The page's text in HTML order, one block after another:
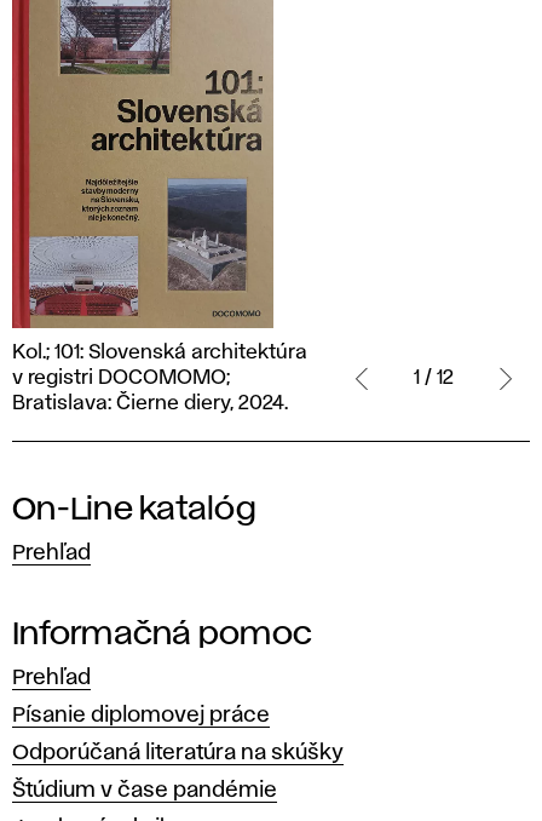
Kol.;
101:
Slovenská
Bratislava:
diery,
Kol.; 101: Slovenská architektúra
v registri DOCOMOMO;
Bratislava: Čierne diery, 2024.
1 / 12
On-Line katalóg
Prehľad
Informačná pomoc
Prehľad
Písanie diplomovej práce
Odporúčaná literatúra na skúšky
Štúdium v čase pandémie